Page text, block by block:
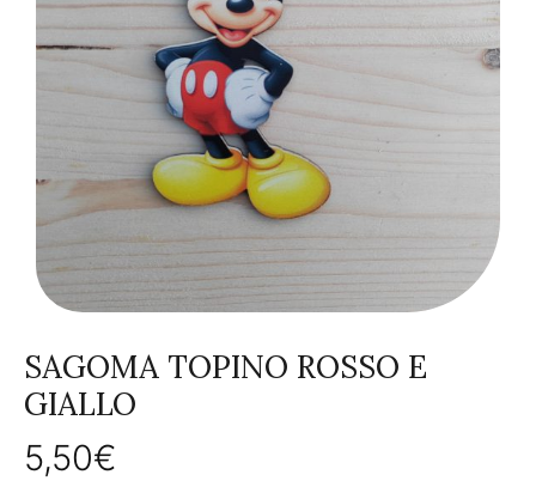
SAGOMA TOPINO ROSSO E
GIALLO
5,50€